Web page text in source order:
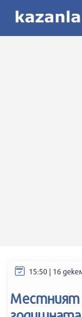
15:50 | 16
Местният